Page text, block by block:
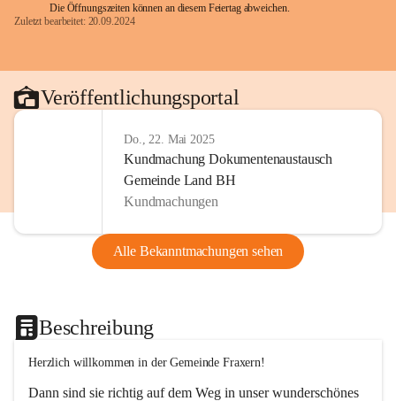
Die Öffnungszeiten können an diesem Feiertag abweichen.
Zuletzt bearbeitet: 20.09.2024
Veröffentlichungsportal
Do., 22. Mai 2025
Kundmachung Dokumentenaustausch
Gemeinde Land BH
Kundmachungen
Alle Bekanntmachungen sehen
Beschreibung
Herzlich willkommen in der Gemeinde Fraxern!
Dann sind sie richtig auf dem Weg in unser wunderschönes